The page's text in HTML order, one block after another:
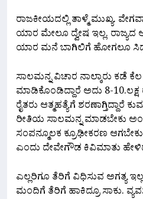
ರಾಜಕೀಯದಲ್ಲಿ ತಾಳ್ಮೆ ಮುಖ್ಯ.‌
ಯಾರ ಮೇಲೂ ದ್ವೇಷ ಇಲ್ಲ. ರಾಜ್ಯದ
ಯಾರ ಮನೆ ಬಾಗಿಲಿಗೆ ಹೋಗಲೂ ಸಿದ್ದ
ಸಾಲಮನ್ನ ವಿಚಾರ ನಾಲ್ಕಾರು ಕಡೆ ಕೆಲ
ಮಾಡಿಕೊಂಡಿದ್ದಾರೆ ಅದು 8-
ರೈತರು ಆತ್ಮಹತ್ಯೆಗೆ ಶರಣಾಗ್ತಿದ್ದಾರೆ
ರೀತಿಯ ಸಾಲಮನ್ನ ಮಾಡಬೇಕು
ಸಂಪನ್ಮೂಲಕ ಕ್ರೂಢೀಕರಣ
ಎಂದು ದೇವೇಗೌಡ ಕಿವಿಮಾತು
ಎಲ್ಲರಿಗೂ ತೆರಿಗೆ ವಿಧಿಸುವ ಅಗತ್ಯ
ಮಂದಿಗೆ ತೆರಿಗೆ ಹಾಕಿದ್ರೂ ಸಾಕು.‌